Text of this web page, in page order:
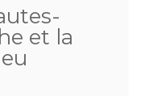
et la